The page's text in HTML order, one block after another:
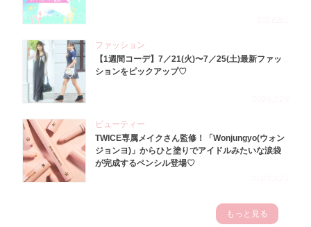
ファッション
【1週間コーデ】7／21(火)〜7／25(土)最新ファッ
ションをピックアップ♡
ビューティー
TWICE専属メイクさん監修！「Wonjungyo(ウォン
ジョンヨ)」からひと塗りでアイドルみたいな涙袋
が完成するペンシル登場♡
もっと見る